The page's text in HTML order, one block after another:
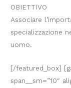
OBIETTIVO
Associare
specializzazione
uomo.
[/featured_box]
span__sm=”10″